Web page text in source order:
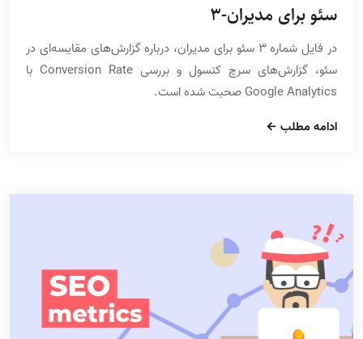
سئو برای مدیران-3
در فایل شماره 3 سئو برای مدیران، درباره گزارش‌های مقایسه‌ای در
سئو، گزارش‌های سرچ کنسول و بررسی Conversion Rate با
Google Analytics صحبت شده است.
ادامه مطلب